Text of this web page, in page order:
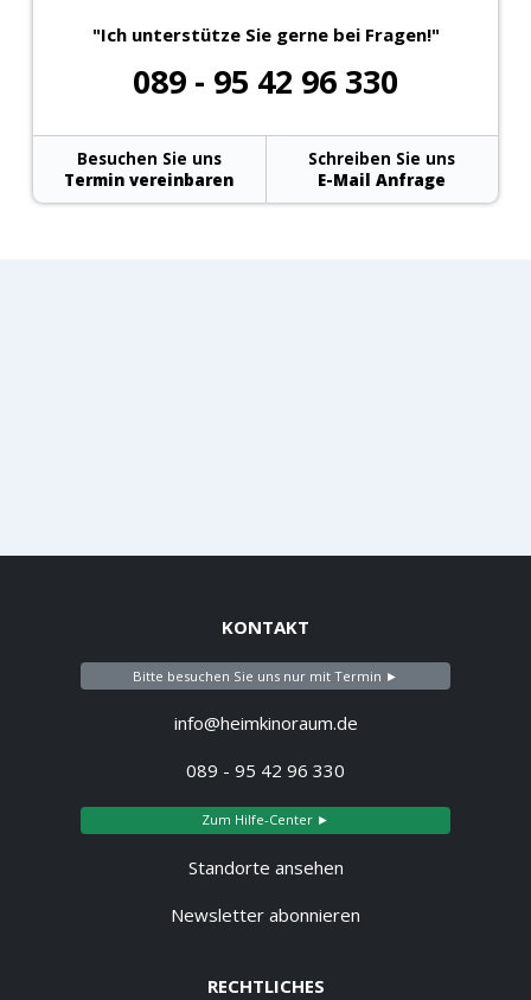
"Ich unterstütze Sie gerne bei Fragen!"
089 - 95 42 96 330
Besuchen Sie uns
Termin vereinbaren
Schreiben Sie uns
E-Mail Anfrage
KONTAKT
Bitte besuchen Sie uns nur mit Termin ►
info@heimkinoraum.de
089 - 95 42 96 330
Zum Hilfe-Center ►
Standorte ansehen
Newsletter abonnieren
RECHTLICHES